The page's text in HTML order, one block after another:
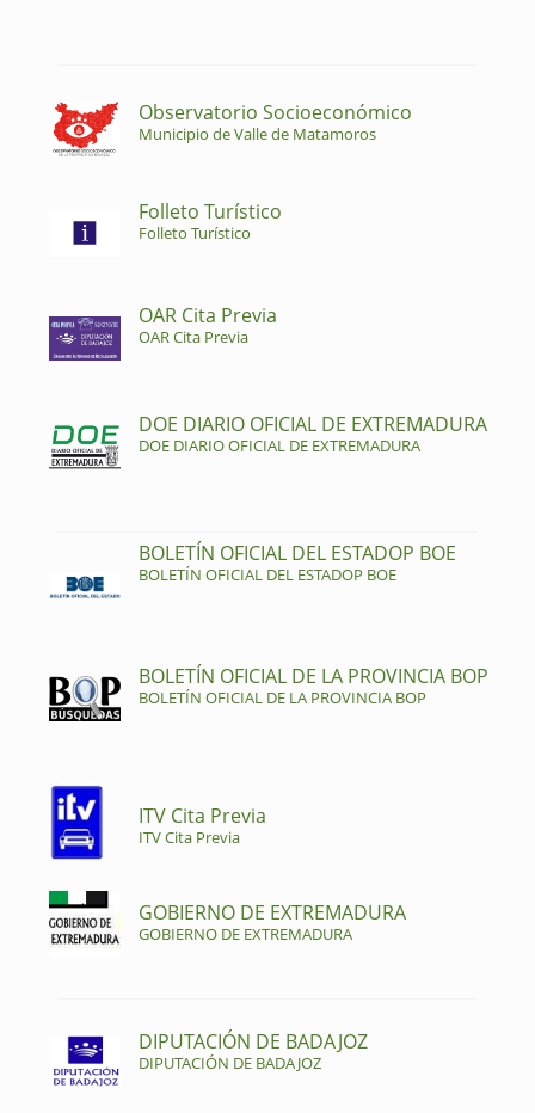
Observatorio Socioeconómico
Municipio de Valle de Matamoros
Folleto Turístico
Folleto Turístico
OAR Cita Previa
OAR Cita Previa
DOE DIARIO OFICIAL DE EXTREMADURA
DOE DIARIO OFICIAL DE EXTREMADURA
BOLETÍN OFICIAL DEL ESTADOP BOE
BOLETÍN OFICIAL DEL ESTADOP BOE
BOLETÍN OFICIAL DE LA PROVINCIA BOP
BOLETÍN OFICIAL DE LA PROVINCIA BOP
ITV Cita Previa
ITV Cita Previa
GOBIERNO DE EXTREMADURA
GOBIERNO DE EXTREMADURA
DIPUTACIÓN DE BADAJOZ
DIPUTACIÓN DE BADAJOZ